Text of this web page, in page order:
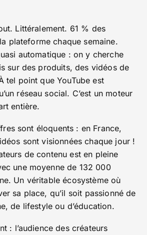
Littéralement. 61 % des
plateforme chaque semaine.
automatique : on y cherche
sur des produits, des vidéos de
tel point que YouTube est
réseau social. C’est un moteur
entière.
sont éloquents : en France,
sont visionnées chaque jour !
de contenu est en pleine
une moyenne de 132 000
Un véritable écosystème où
sa place, qu’il soit passionné de
de lifestyle ou d’éducation.
: l’audience des créateurs